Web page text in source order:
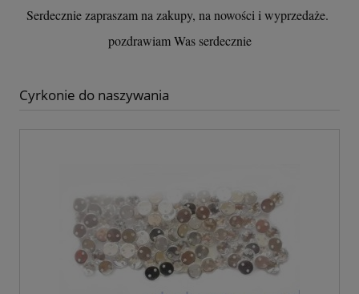
Serdecznie zapraszam na zakupy, na nowości i wyprzedaże.
pozdrawiam Was serdecznie
Cyrkonie do naszywania